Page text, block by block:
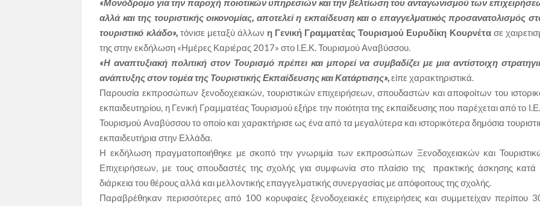
«Μονόδρομο για την παροχή ποιοτικών υπηρεσιών και την βελτίωση του ανταγωνισμού των
αλλά και της τουριστικής οικονομίας, αποτελεί η εκπαίδευση και ο επαγγελματικός προσανατολισμός
τουριστικό κλάδο», τόνισε μεταξύ άλλων η Γενική Γραμματέας Τουρισμού Ευρυδίκη Κουρνέτασε
της στην εκδήλωση «Ημέρες Καριέρας 2017» στο Ι.Ε.Κ. Τουρισμού Αναβύσσου.
«Η αναπτυξιακή πολιτική στον Τουρισμό πρέπει και μπορεί να συμβαδίζει με μια αντίστοιχη
ανάπτυξης στον τομέα της Τουριστικής Εκπαίδευσης και Κατάρτισης»,είπε χαρακτηριστικά.
Παρουσία εκπροσώπων ξενοδοχειακών, τουριστικών επιχειρήσεων, σπουδαστών και αποφοίτων του
εκπαιδευτηρίου, η Γενική Γραμματέας Τουρισμού εξήρε την ποιότητα της εκπαίδευσης που παρέχεται από το
Τουρισμού Αναβύσσου το οποίο και χαρακτήρισε ως ένα από τα μεγαλύτερα και ιστορικότερα δημόσια
εκπαιδευτήρια στην Ελλάδα.
Η εκδήλωση πραγματοποιήθηκε με σκοπό την γνωριμία των εκπροσώπων Ξενοδοχειακών και
Επιχειρήσεων, με τους σπουδαστές της σχολής για συμφωνία στο πλαίσιο της πρακτικής άσκησης κατά
διάρκεια του θέρους αλλά και μελλοντικής επαγγελματικής συνεργασίας με απόφοιτους της σχολής.
Παραβρέθηκαν περισσότερες από 100 κορυφαίες ξενοδοχειακές επιχειρήσεις και συμμετείχαν περίπου